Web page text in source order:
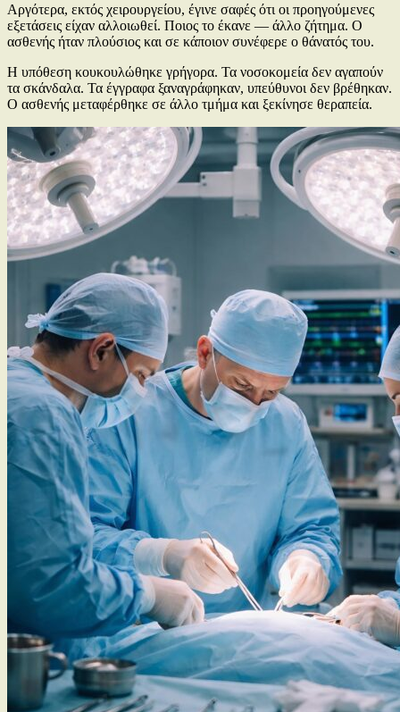
Αργότερα, εκτός χειρουργείου, έγινε σαφές ότι οι προηγούμενες
εξετάσεις είχαν αλλοιωθεί. Ποιος το έκανε — άλλο ζήτημα. Ο
ασθενής ήταν πλούσιος και σε κάποιον συνέφερε ο θάνατός του.
Η υπόθεση κουκουλώθηκε γρήγορα. Τα νοσοκομεία δεν αγαπούν
τα σκάνδαλα. Τα έγγραφα ξαναγράφηκαν, υπεύθυνοι δεν βρέθηκαν.
Ο ασθενής μεταφέρθηκε σε άλλο τμήμα και ξεκίνησε θεραπεία.